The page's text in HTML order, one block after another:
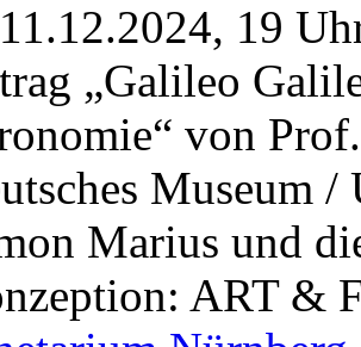
19
„Galileo
von
Museum
Marius und
ART &